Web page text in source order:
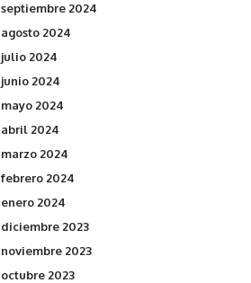
septiembre 2024
agosto 2024
julio 2024
junio 2024
mayo 2024
abril 2024
marzo 2024
febrero 2024
enero 2024
diciembre 2023
noviembre 2023
octubre 2023